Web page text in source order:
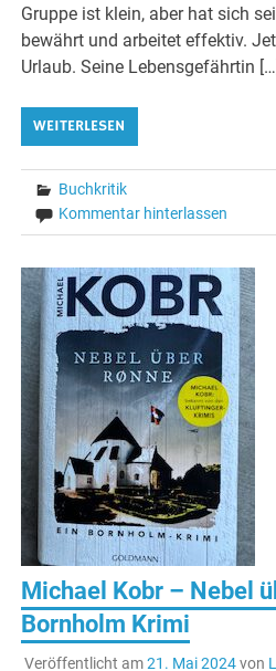
Gruppe ist klein, aber hat sich
bewährt und arbeitet effektiv.
Urlaub. Seine Lebensgefährtin
WEITERLESEN
Buchkritik
Kommentar hinterlassen
Michael Kobr – Nebel
Bornholm Krimi
Veröffentlicht am21. Mai 2024von